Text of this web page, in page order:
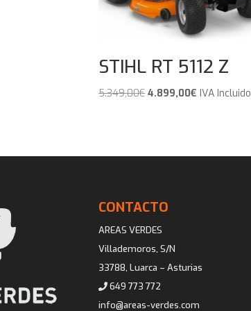
STIHL RT 5112 Z
5.349,00€ El
5.349,00€.
4.899,00€El
4.899,00€.
IVA Incluido
CONTACTO
AREAS VERDES
Villademoros, S/N
33788, Luarca – Asturias
649 773 772
info@areas-verdes.com